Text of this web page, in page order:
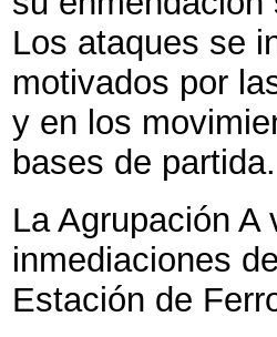
Los ataques se
motivados por
y en los
bases de partida.
La Agrupación
inmediaciones
Estación de